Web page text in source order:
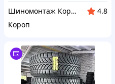
Шиномонтаж Короп
4.8
Короп